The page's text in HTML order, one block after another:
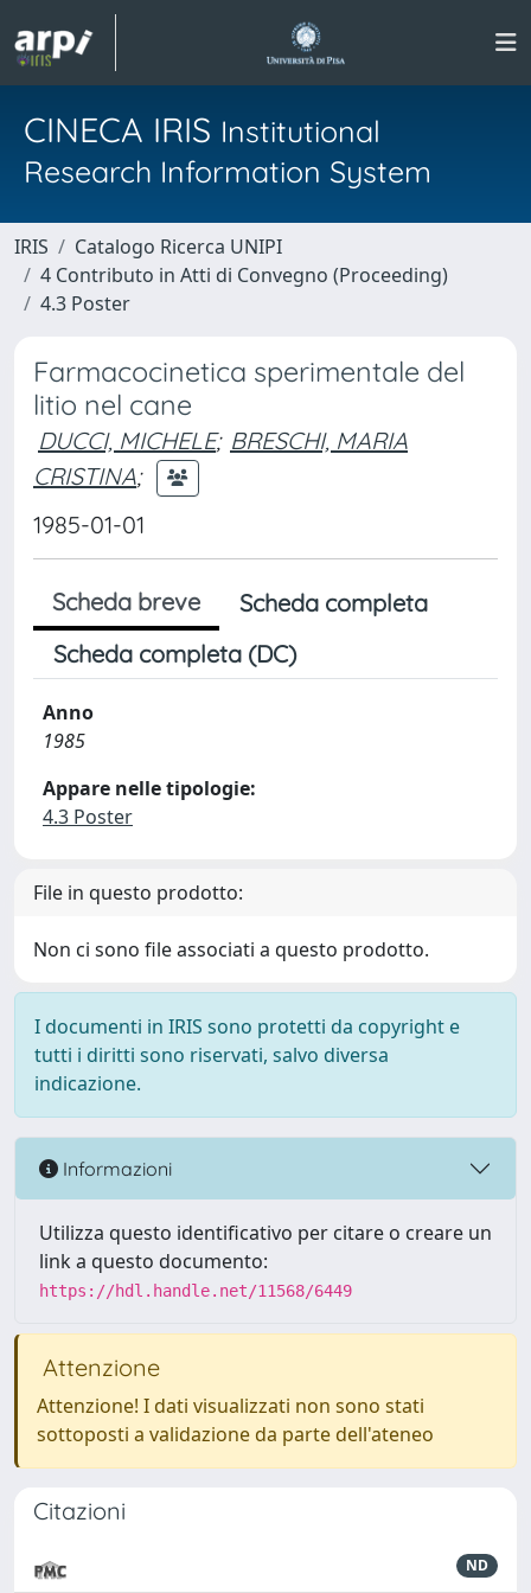
CINECA IRIS Institutional
Research Information System
IRIS
Catalogo Ricerca UNIPI
4 Contributo in Atti di Convegno (Proceeding)
4.3 Poster
Farmacocinetica sperimentale del
litio nel cane
DUCCI, MICHELE; BRESCHI, MARIA
CRISTINA;
1985-01-01
Scheda breve
Scheda completa
Scheda completa (DC)
Anno
1985
Appare nelle tipologie:
4.3 Poster
File in questo prodotto:
Non ci sono file associati a questo prodotto.
I documenti in IRIS sono protetti da copyright e
tutti i diritti sono riservati, salvo diversa
indicazione.
Informazioni
Utilizza questo identificativo per citare o creare un
link a questo documento:
https://hdl.handle.net/11568/6449
Attenzione
Attenzione! I dati visualizzati non sono stati
sottoposti a validazione da parte dell'ateneo
Citazioni
ND